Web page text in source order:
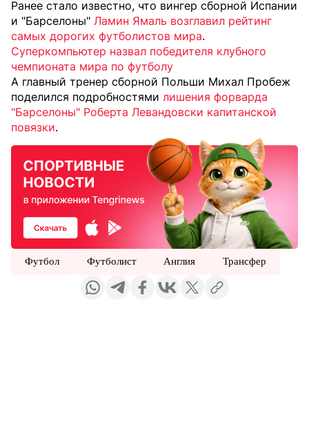
Ранее стало известно, что вингер сборной Испании
и "Барселоны" Ламин Ямаль возглавил рейтинг
самых дорогих футболистов мира.
Суперкомпьютер назвал победителя клубного
чемпионата мира по футболу
А главный тренер сборной Польши Михал Пробеж
поделился подробностями лишения форварда
"Барселоны" Роберта Левандовски капитанской
повязки.
Футбол Футболист Англия Трансфер